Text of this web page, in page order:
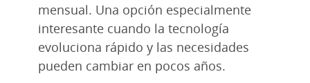
mensual. Una opción especialmente
interesante cuando la tecnología
evoluciona rápido y las necesidades
pueden cambiar en pocos años.